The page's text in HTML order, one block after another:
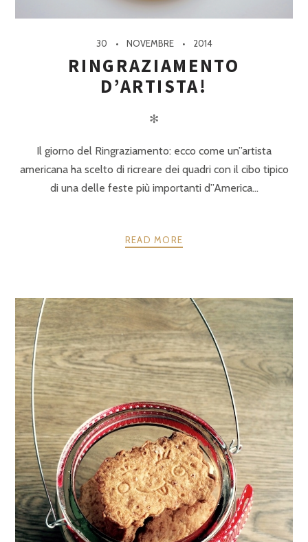
30 NOVEMBRE 2014
RINGRAZIAMENTO
D’ARTISTA!
✻
Il giorno del Ringraziamento: ecco come un”artista
americana ha scelto di ricreare dei quadri con il cibo tipico
di una delle feste più importanti d”America…
READ MORE